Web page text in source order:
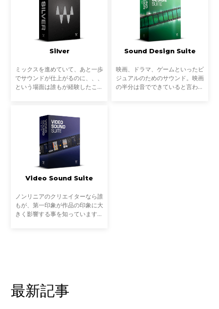
Silver
ミックスを進めていて、あと一歩
でサウンドが仕上がるのに、、、
という場面は誰もが経験したこと
いるけれど、もう一つ何かが足ら
ない。プロフェッショナ
Sound Design Suite
映画、ドラマ、ゲームといったビ
ジュアルのためのサウンド。映画
の半分は音でできていると言われ
Video Sound Suite
ノンリニアのクリエイターなら誰
もが、第一印象が作品の印象に大
きく影響する事を知っています。
最新記事